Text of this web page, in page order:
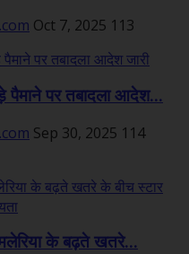
Oct 7, 2025 113
पैमाने पर तबादला आदेश...
Sep 30, 2025 114
के बढ़ते खतरे...